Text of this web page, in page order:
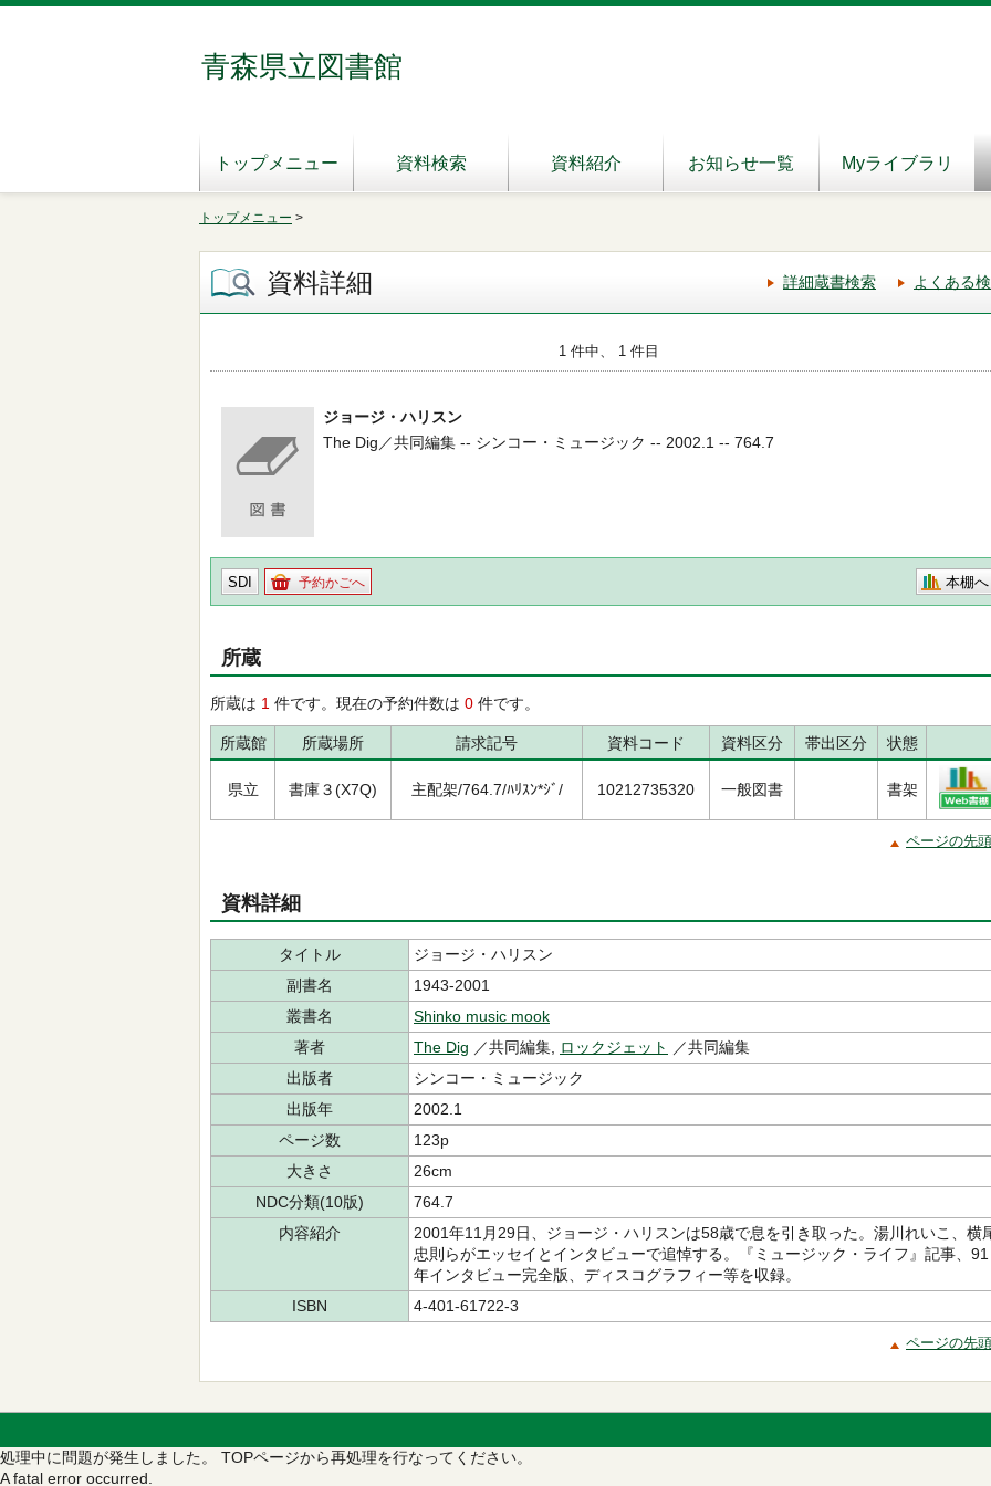
青森県立図書館
トップメニュー 資料検索 資料紹介 お知らせ一覧 Myライブラリ
トップメニュー >
資料詳細 詳細蔵書検索 よくある
1 件中、 1 件目
ジョージ・ハリスン
The Dig／共同編集 -- シンコー・ミュージック -- 2002.1 -- 764.7
SDI 予約かごへ 本棚へ
所蔵
所蔵は 1 件です。現在の予約件数は 0 件です。
所蔵館 所蔵場所 請求記号 資料コード 資料区分 帯出区分 状態
県立 書庫３(X7Q) 主配架/764.7/ﾊﾘｽﾝ*ｼﾞ/ 10212735320 一般図書 書架
ページの先
資料詳細
タイトル
ジョージ・ハリスン
副書名
1943-2001
叢書名
Shinko music mook
著者
The Dig ／共同編集, ロックジェット
／共同編集
出版者
シンコー・ミュージック
出版年
2002.1
ページ数
123p
大きさ
26cm
NDC分類(10版)
764.7
内容紹介
2001年11月29日、ジョージ・ハリスンは58歳で息を引き取った。湯川れいこ、横
忠則らがエッセイとインタビューで追悼する。『ミュージック・ライフ』記事、91
年インタビュー完全版、ディスコグラフィー等を収録。
ISBN
4-401-61722-3
ページの先
処理中に問題が発生しました。 TOPページから再処理を行なってください。
A fatal error occurred.